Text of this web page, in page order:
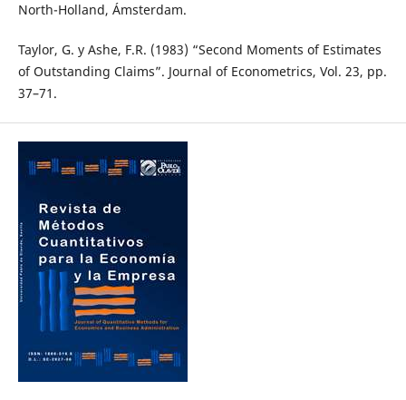
North-Holland, Ámsterdam.
Taylor, G. y Ashe, F.R. (1983) “Second Moments of Estimates
of Outstanding Claims”. Journal of Econometrics, Vol. 23, pp.
37–71.